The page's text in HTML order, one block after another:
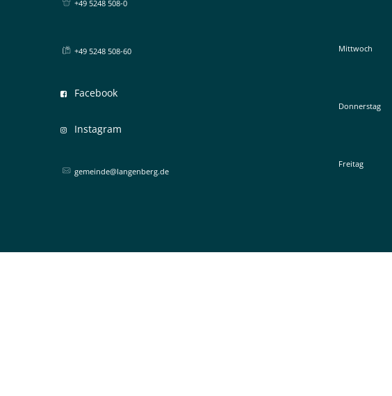
+49 5248 508-0
+49 5248 508-60
Facebook
Instagram
gemeinde@langenberg.de
Mittwoch
Donnerstag
Freitag